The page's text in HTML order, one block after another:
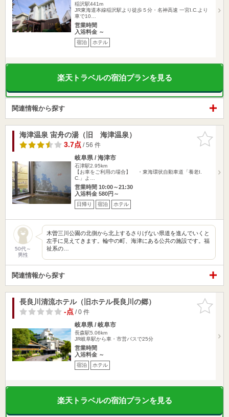
稲沢駅441m
JR東海道本線稲沢駅より徒歩５分・名神高速 一宮I.C.より
車で10…
営業時間
入浴料金 ～
宿泊 ホテル
楽天トラベルの宿泊プランを見る
関連情報から探す
お気に入
りに追加
海津温泉 宙舟の湯（旧 海津温泉）
3.7点/ 56 件
岐阜県 / 海津市
石津駅2.95km
【お車をご利用の場合】 ・東海環状自動車道「養老I.
C.」よ…
営業時間 10:00～21:30
入浴料金 580円～
日帰り 宿泊 ホテル
50代～
男性
木曽三川公園の北側から北上するさりげない県道を進んでいくと
左手に見えてきます。輪中の町、海津にある公共の施設です。福
祉系の…
関連情報から探す
お気に入
りに追加
長良川清流ホテル（旧ホテル長良川の郷）
-点/ 0 件
岐阜県 / 岐阜市
長森駅5.06km
JR岐阜駅から車・市営バスで25分
営業時間
入浴料金 ～
宿泊 ホテル
楽天トラベルの宿泊プランを見る